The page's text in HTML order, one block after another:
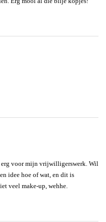
erg voor mijn vrijwilligerswerk. Wil
idee hoe of wat, en dit is
veel make-up, wehhe.